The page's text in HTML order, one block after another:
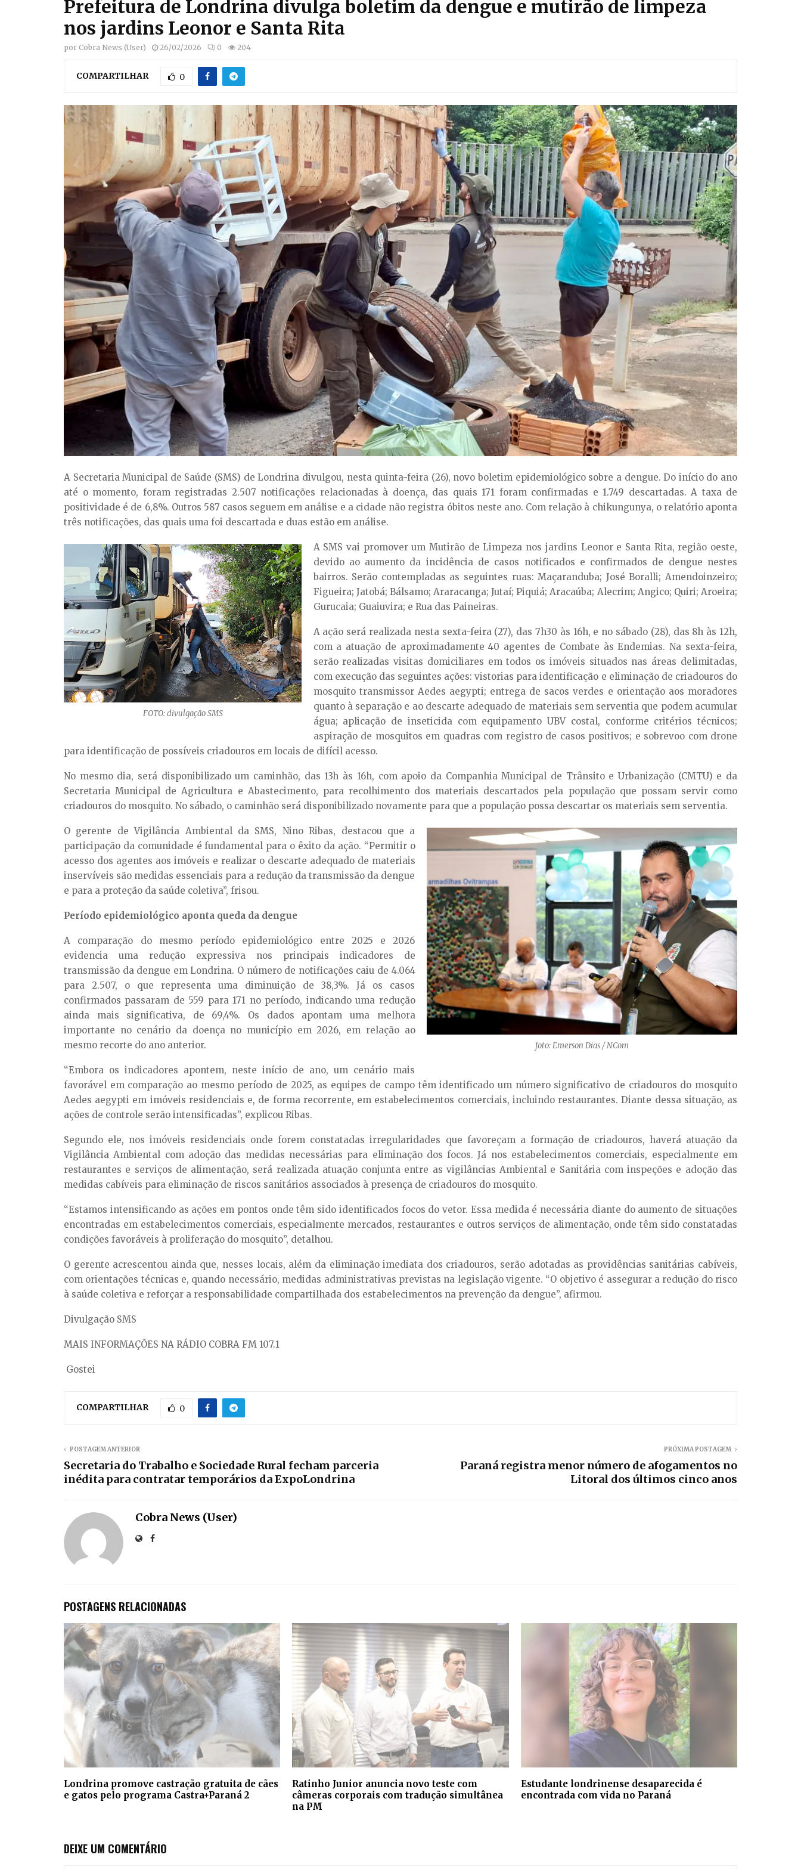
Prefeitura de Londrina divulga boletim da dengue e mutirão de limpeza
nos jardins Leonor e Santa Rita
por Cobra News (User) 26/02/2026 0 204
COMPARTILHAR 0
A Secretaria Municipal de Saúde (SMS) de Londrina divulgou, nesta quinta-feira (26), novo boletim epidemiológico sobre a dengue. Do início do ano
até o momento, foram registradas 2.507 notificações relacionadas à doença, das quais 171 foram confirmadas e 1.749 descartadas. A taxa de
positividade é de 6,8%. Outros 587 casos seguem em análise e a cidade não registra óbitos neste ano. Com relação à chikungunya, o relatório aponta
três notificações, das quais uma foi descartada e duas estão em análise.
FOTO: divulgação SMS
A SMS vai promover um Mutirão de Limpeza nos jardins Leonor e Santa Rita, região oeste,
devido ao aumento da incidência de casos notificados e confirmados de dengue nestes
bairros. Serão contempladas as seguintes ruas: Maçaranduba; José Boralli; Amendoinzeiro;
Figueira; Jatobá; Bálsamo; Araracanga; Jutaí; Piquiá; Aracaúba; Alecrim; Angico; Quiri; Aroeira;
Gurucaia; Guaiuvira; e Rua das Paineiras.
A ação será realizada nesta sexta-feira (27), das 7h30 às 16h, e no sábado (28), das 8h às 12h,
com a atuação de aproximadamente 40 agentes de Combate às Endemias. Na sexta-feira,
serão realizadas visitas domiciliares em todos os imóveis situados nas áreas delimitadas,
com execução das seguintes ações: vistorias para identificação e eliminação de criadouros do
mosquito transmissor Aedes aegypti; entrega de sacos verdes e orientação aos moradores
quanto à separação e ao descarte adequado de materiais sem serventia que podem acumular
água; aplicação de inseticida com equipamento UBV costal, conforme critérios técnicos;
aspiração de mosquitos em quadras com registro de casos positivos; e sobrevoo com drone
para identificação de possíveis criadouros em locais de difícil acesso.
No mesmo dia, será disponibilizado um caminhão, das 13h às 16h, com apoio da Companhia Municipal de Trânsito e Urbanização (CMTU) e da
Secretaria Municipal de Agricultura e Abastecimento, para recolhimento dos materiais descartados pela população que possam servir como
criadouros do mosquito. No sábado, o caminhão será disponibilizado novamente para que a população possa descartar os materiais sem serventia.
foto: Emerson Dias / NCom
O gerente de Vigilância Ambiental da SMS, Nino Ribas, destacou que a
participação da comunidade é fundamental para o êxito da ação. “Permitir o
acesso dos agentes aos imóveis e realizar o descarte adequado de materiais
inservíveis são medidas essenciais para a redução da transmissão da dengue
e para a proteção da saúde coletiva”, frisou.
Período epidemiológico aponta queda da dengue
A comparação do mesmo período epidemiológico entre 2025 e 2026
evidencia uma redução expressiva nos principais indicadores de
transmissão da dengue em Londrina. O número de notificações caiu de 4.064
para 2.507, o que representa uma diminuição de 38,3%. Já os casos
confirmados passaram de 559 para 171 no período, indicando uma redução
ainda mais significativa, de 69,4%. Os dados apontam uma melhora
importante no cenário da doença no município em 2026, em relação ao
mesmo recorte do ano anterior.
“Embora os indicadores apontem, neste início de ano, um cenário mais
favorável em comparação ao mesmo período de 2025, as equipes de campo têm identificado um número significativo de criadouros do mosquito
Aedes aegypti em imóveis residenciais e, de forma recorrente, em estabelecimentos comerciais, incluindo restaurantes. Diante dessa situação, as
ações de controle serão intensificadas”, explicou Ribas.
Segundo ele, nos imóveis residenciais onde forem constatadas irregularidades que favoreçam a formação de criadouros, haverá atuação da
Vigilância Ambiental com adoção das medidas necessárias para eliminação dos focos. Já nos estabelecimentos comerciais, especialmente em
restaurantes e serviços de alimentação, será realizada atuação conjunta entre as vigilâncias Ambiental e Sanitária com inspeções e adoção das
medidas cabíveis para eliminação de riscos sanitários associados à presença de criadouros do mosquito.
“Estamos intensificando as ações em pontos onde têm sido identificados focos do vetor. Essa medida é necessária diante do aumento de situações
encontradas em estabelecimentos comerciais, especialmente mercados, restaurantes e outros serviços de alimentação, onde têm sido constatadas
condições favoráveis à proliferação do mosquito”, detalhou.
O gerente acrescentou ainda que, nesses locais, além da eliminação imediata dos criadouros, serão adotadas as providências sanitárias cabíveis,
com orientações técnicas e, quando necessário, medidas administrativas previstas na legislação vigente. “O objetivo é assegurar a redução do risco
à saúde coletiva e reforçar a responsabilidade compartilhada dos estabelecimentos na prevenção da dengue”, afirmou.
Divulgação SMS
MAIS INFORMAÇÕES NA RÁDIO COBRA FM 107.1
Gostei
COMPARTILHAR 0
POSTAGEM ANTERIOR
Secretaria do Trabalho e Sociedade Rural fecham parceria
inédita para contratar temporários da ExpoLondrina
PRÓXIMA POSTAGEM
Paraná registra menor número de afogamentos no
Litoral dos últimos cinco anos
Cobra News (User)
POSTAGENS RELACIONADAS
Londrina promove castração gratuita de cães
e gatos pelo programa Castra+Paraná 2
Ratinho Junior anuncia novo teste com
câmeras corporais com tradução simultânea
na PM
Estudante londrinense desaparecida é
encontrada com vida no Paraná
DEIXE UM COMENTÁRIO